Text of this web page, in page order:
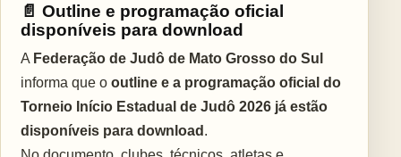
📄 Outline e programação oficial
disponíveis para download
A Federação de Judô de Mato Grosso do Sul
informa que o outline e a programação oficial do
Torneio Início Estadual de Judô 2026 já estão
disponíveis para download .